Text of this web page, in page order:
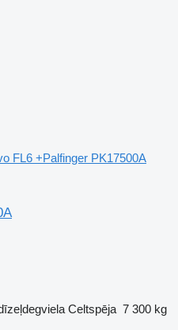
FL6 +Palfinger PK17500A
Celtspēja 7 300 kg